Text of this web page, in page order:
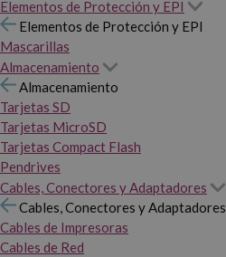
Elementos de Protección y EPI
Elementos de Protección y EPI
Mascarillas
Almacenamiento
Almacenamiento
Tarjetas SD
Tarjetas MicroSD
Tarjetas Compact Flash
Pendrives
Cables, Conectores y Adaptadores
Cables, Conectores y Adaptadores
Cables de Impresoras
Cables de Red